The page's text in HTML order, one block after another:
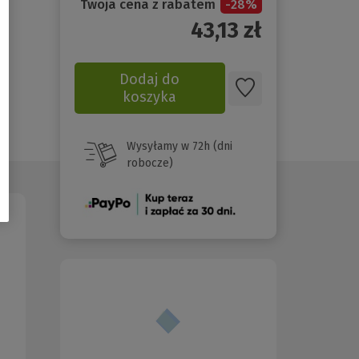
Twoja cena z rabatem -28%
43,13 zł
Dodaj do
koszyka
Wysyłamy w 72h (dni
robocze)
(Nowe